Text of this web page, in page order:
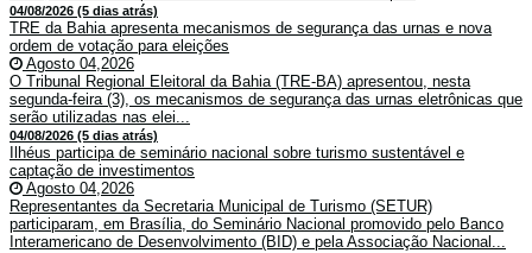
04/08/2026 (5 dias atrás)
TRE da Bahia apresenta mecanismos de segurança das urnas e nova
ordem de votação para eleições
Agosto 04,2026
O Tribunal Regional Eleitoral da Bahia (TRE-BA) apresentou, nesta
segunda-feira (3), os mecanismos de segurança das urnas eletrônicas que
serão utilizadas nas elei...
04/08/2026 (5 dias atrás)
Ilhéus participa de seminário nacional sobre turismo sustentável e
captação de investimentos
Agosto 04,2026
Representantes da Secretaria Municipal de Turismo (SETUR)
participaram, em Brasília, do Seminário Nacional promovido pelo Banco
Interamericano de Desenvolvimento (BID) e pela Associação Nacional...